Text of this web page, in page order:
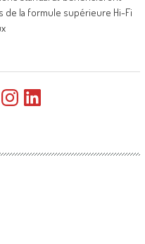
de la formule supérieure Hi-Fi
InstagramLinkedIn